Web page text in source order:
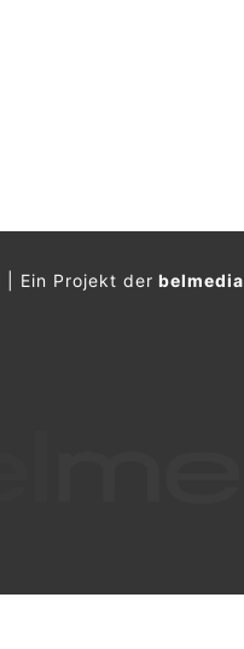
Ein Projekt derbelmedia